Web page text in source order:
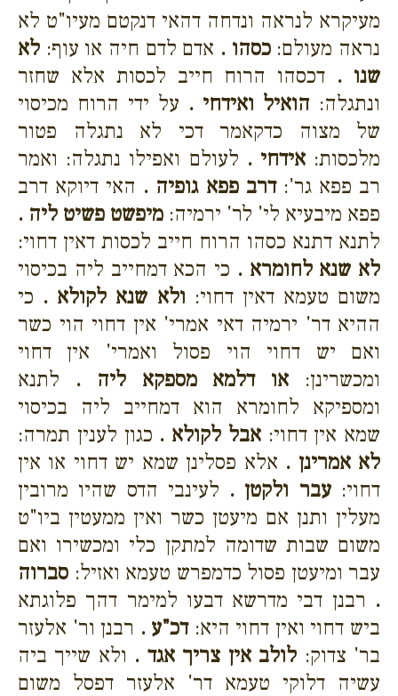
מעיקרא לנראה ונדחה דהאי דנקטם מעיו"ט לא
נראה מעולם:כסהו . אדם לדם חיה או עוף: לא
שנו . דכסהו הרוח חייב לכסות אלא שחזר
ונתגלה: הואיל ואידחי . על ידי הרוח מכיסוי
של מצוה כדקאמר דכי לא נתגלה פטור
מלכסות:אידחי . לעולם ואפילו נתגלה: ואמר
רב פפא גר':דרב פפא גופיה . האי דיוקא דרב
פפא מיבעיא לי' לר' ירמיה: מיפשט פשיט ליה .
לתנא דתנא כסהו הרוח חייב לכסות דאין דחוי:
לא שנא לחומרא . כי הכא דמחייב ליה בכיסוי
משום טעמא דאין דחוי: ולא שנא לקולא . כי
ההיא דר' ירמיה דאי אמרי' אין דחוי הוי כשר
ואם יש דחוי הוי פסול ואמרי' אין דחוי
ומכשרינן: או דלמא מספקא ליה . לתנא
ומספיקא לחומרא הוא דמחייב ליה בכיסוי
שמא אין דחוי:אבל לקולא . כגון לענין תמרה:
לא אמרינן . אלא פסלינן שמא יש דחוי או אין
דחוי:עבר ולקטן . לעינבי הדס שהיו מרובין
מעלין ותנן אם מיעטן כשר ואין ממעטין ביו"ט
משום שבות שדומה למתקן כלי ומכשירו ואם
עבר ומיעטן פסול כדמפרש טעמא ואזיל: סברוה
. רבנן דבי מדרשא דבעו למימר דהך פלוגתא
ביש דחוי ואין דחוי היא:דכ"ע . רבנן ור' אלעזר
בר' צדוק: לולב אין צריך אגד . ולא שייך ביה
עשיה דלוקי טעמא דר' אלעזר דפסל משום